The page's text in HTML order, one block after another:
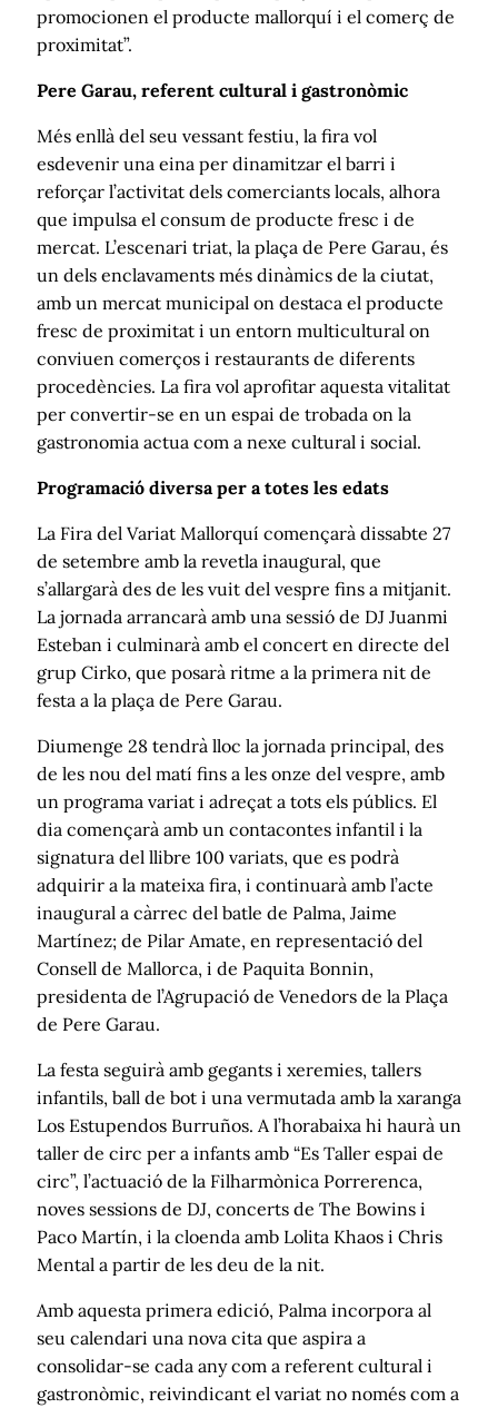
promocionen el producte mallorquí i el comerç de
proximitat”.
Pere Garau, referent cultural i gastronòmic
Més enllà del seu vessant festiu, la fira vol
esdevenir una eina per dinamitzar el barri i
reforçar l’activitat dels comerciants locals, alhora
que impulsa el consum de producte fresc i de
mercat. L’escenari triat, la plaça de Pere Garau, és
un dels enclavaments més dinàmics de la ciutat,
amb un mercat municipal on destaca el producte
fresc de proximitat i un entorn multicultural on
conviuen comerços i restaurants de diferents
procedències. La fira vol aprofitar aquesta vitalitat
per convertir-se en un espai de trobada on la
gastronomia actua com a nexe cultural i social.
Programació diversa per a totes les edats
La Fira del Variat Mallorquí començarà dissabte 27
de setembre amb la revetla inaugural, que
s’allargarà des de les vuit del vespre fins a mitjanit.
La jornada arrancarà amb una sessió de DJ Juanmi
Esteban i culminarà amb el concert en directe del
grup Cirko, que posarà ritme a la primera nit de
festa a la plaça de Pere Garau.
Diumenge 28 tendrà lloc la jornada principal, des
de les nou del matí fins a les onze del vespre, amb
un programa variat i adreçat a tots els públics. El
dia començarà amb un contacontes infantil i la
signatura del llibre 100 variats, que es podrà
adquirir a la mateixa fira, i continuarà amb l’acte
inaugural a càrrec del batle de Palma, Jaime
Martínez; de Pilar Amate, en representació del
Consell de Mallorca, i de Paquita Bonnin,
presidenta de l’Agrupació de Venedors de la Plaça
de Pere Garau.
La festa seguirà amb gegants i xeremies, tallers
infantils, ball de bot i una vermutada amb la xaranga
Los Estupendos Burruños. A l’horabaixa hi haurà un
taller de circ per a infants amb “Es Taller espai de
circ”, l’actuació de la Filharmònica Porrerenca,
noves sessions de DJ, concerts de The Bowins i
Paco Martín, i la cloenda amb Lolita Khaos i Chris
Mental a partir de les deu de la nit.
Amb aquesta primera edició, Palma incorpora al
seu calendari una nova cita que aspira a
consolidar-se cada any com a referent cultural i
gastronòmic, reivindicant el variat no només com a